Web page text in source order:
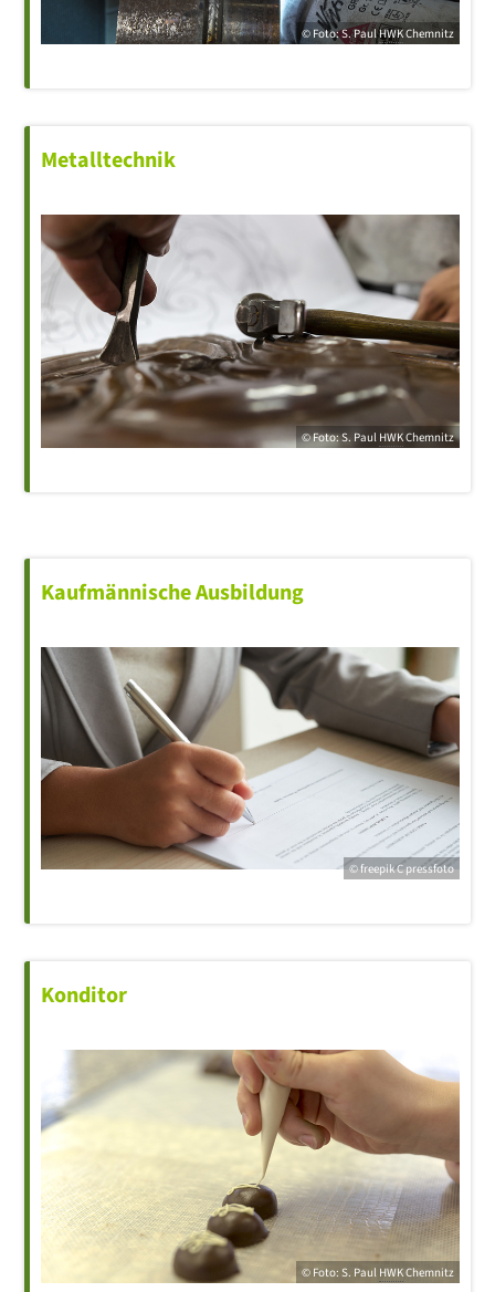
© Foto: S. PaulHWKChemnitz
Metalltechnik
© Foto: S. Paul HWKChemnitz
Kaufmännische Ausbildung
© freepik C pressfoto
Konditor
© Foto: S. Paul HWKChemnitz